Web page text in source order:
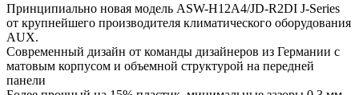
Принципиально новая модель ASW-H12A4/JD-R2DI J-Series
от крупнейшего производителя климатического оборудования
AUX.
Современный дизайн от команды дизайнеров из Германии с
матовым корпусом и объемной структурой на передней
панели